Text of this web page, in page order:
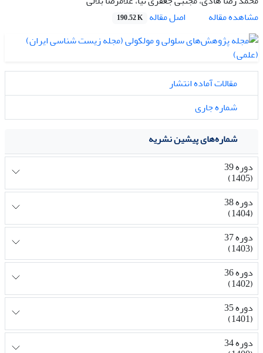
مشاهده مقاله
اصل مقاله 190.52 K
مقالات آماده انتشار
شماره جاری
شماره‌های پیشین نشریه
دوره 39
(1405)
دوره 38
(1404)
دوره 37
(1403)
دوره 36
(1402)
دوره 35
(1401)
دوره 34